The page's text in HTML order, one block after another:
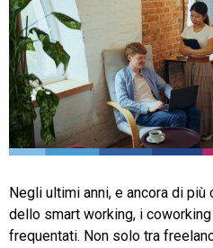
HR
Trust Services
TeamSystem Corporate
Negli ultimi anni, e ancora di
dello smart working, i
frequentati. Non solo tra